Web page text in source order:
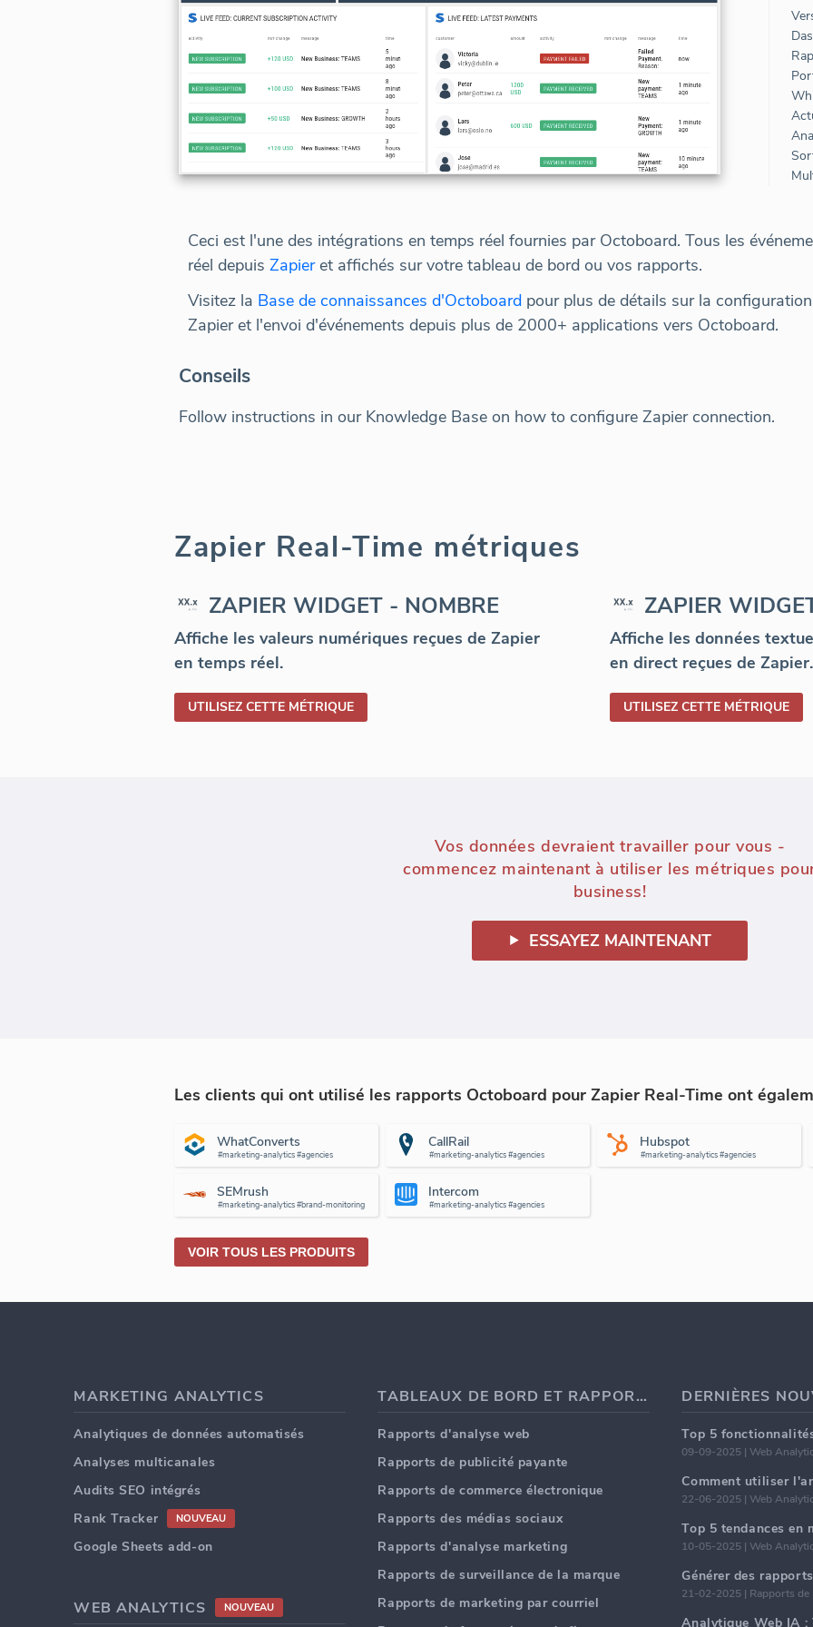
Ceci est l'une des intégrations en temps réel fournies par Octoboard. Tous les
réel depuis Zapieret affichés sur votre tableau de bord ou vos rapports.
Visitez la Base de connaissances d'Octoboard pour plus de détails sur la
Zapier et l'envoi d'événements depuis plus de 2000+ applications vers Octoboard.
Conseils
Follow instructions in our Knowledge Base on how to configure Zapier connection.
Zapier Real-Time métriques
ZAPIER WIDGET - NOMBRE
Affiche les valeurs numériques reçues de Zapier
en temps réel.
UTILISEZ CETTE MÉTRIQUE
ZAPIER
Affiche les données
en direct reçues de Zapier.
UTILISEZ CETTE MÉTRIQUE
Vos données devraient travailler pour vous -
commencez maintenant à utiliser les métriques
business!
ESSAYEZ MAINTENANT
Les clients qui ont utilisé les rapports Octoboard pour Zapier Real-Time ont
WhatConverts
#marketing-analytics #agencies
CallRail
#marketing-analytics #agencies
Hubspot
#marketing-analytics #agencies
SEMrush
#marketing-analytics #brand-monitoring
Intercom
#marketing-analytics #agencies
VOIR TOUS LES PRODUITS
MARKETING ANALYTICS
Analytiques de données automatisés
Analyses multicanales
Audits SEO intégrés
Rank Tracker
NOUVEAU
Google Sheets add-on
WEB ANALYTICS NOUVEAU
TABLEAUX DE BORD ET RAPPORTS
Rapports d'analyse web
Rapports de publicité payante
Rapports de commerce électronique
Rapports des médias sociaux
Rapports d'analyse marketing
Rapports de surveillance de la marque
Rapports de marketing par courriel
09-09-2025 | Web
Comment utiliser
22-06-2025 | Web
10-05-2025 | Web
21-02-2025 | Rapports de